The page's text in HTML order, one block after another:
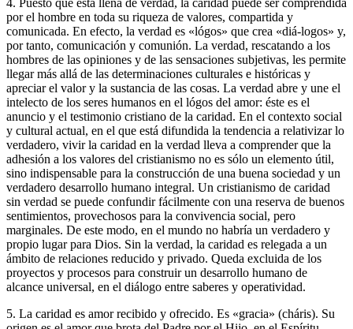
por el hombre en toda su riqueza de valores, compartida y
comunicada. En efecto, la verdad es «lógos» que crea «diá-logos» y,
por tanto, comunicación y comunión. La verdad, rescatando a los
hombres de las opiniones y de las sensaciones subjetivas, les permite
llegar más allá de las determinaciones culturales e históricas y
apreciar el valor y la sustancia de las cosas. La verdad abre y une el
intelecto de los seres humanos en el lógos del amor: éste es el
anuncio y el testimonio cristiano de la caridad. En el contexto social
y cultural actual, en el que está difundida la tendencia a relativizar lo
verdadero, vivir la caridad en la verdad lleva a comprender que la
adhesión a los valores del cristianismo no es sólo un elemento útil,
sino indispensable para la construcción de una buena sociedad y un
verdadero desarrollo humano integral. Un cristianismo de caridad
sin verdad se puede confundir fácilmente con una reserva de buenos
sentimientos, provechosos para la convivencia social, pero
marginales. De este modo, en el mundo no habría un verdadero y
propio lugar para Dios. Sin la verdad, la caridad es relegada a un
ámbito de relaciones reducido y privado. Queda excluida de los
proyectos y procesos para construir un desarrollo humano de
alcance universal, en el diálogo entre saberes y operatividad.
5. La caridad es amor recibido y ofrecido. Es «gracia» (cháris). Su